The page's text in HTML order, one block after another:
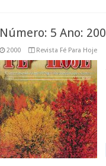
Número: 5 Ano:
2000 Revista Fé Para Hoje